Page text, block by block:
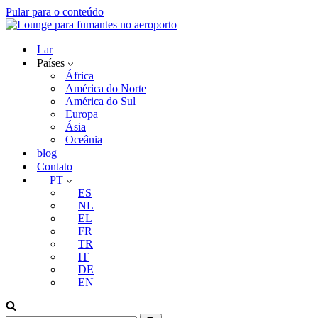
Pular para o conteúdo
Lar
Países
África
América do Norte
América do Sul
Europa
Ásia
Oceânia
blog
Contato
PT
ES
NL
EL
FR
TR
IT
DE
EN